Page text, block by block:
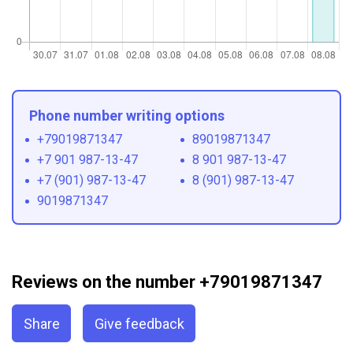
Phone number writing options
+79019871347
89019871347
+7 901 987-13-47
8 901 987-13-47
+7 (901) 987-13-47
8 (901) 987-13-47
9019871347
Reviews on the number +79019871347
Share Give feedback